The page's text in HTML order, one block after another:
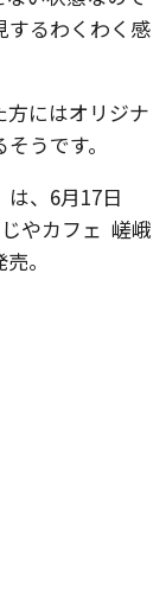
するわくわく感
方にはオリジナ
うです。
は、6月17日
やカフェ 嵯峨
。